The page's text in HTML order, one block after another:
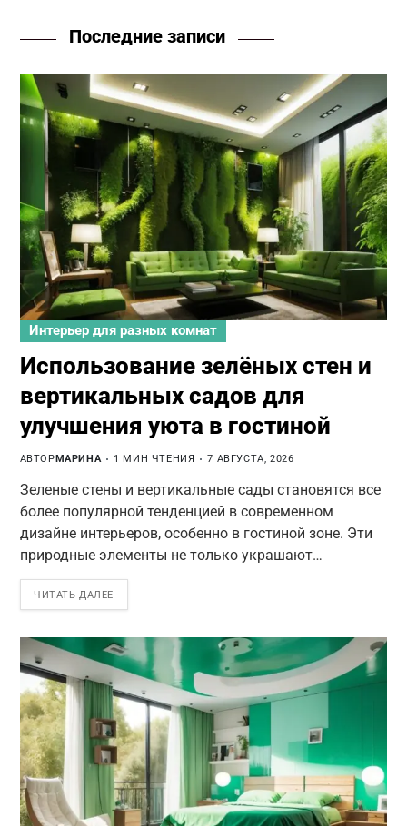
Последние записи
Интерьер для разных комнат
Использование зелёных стен и
вертикальных садов для
улучшения уюта в гостиной
АВТОР МАРИНА 1 МИН ЧТЕНИЯ 7 АВГУСТА, 2026
Зеленые стены и вертикальные сады становятся все
более популярной тенденцией в современном
дизайне интерьеров, особенно в гостиной зоне. Эти
природные элементы не только украшают…
ЧИТАТЬ ДАЛЕЕ